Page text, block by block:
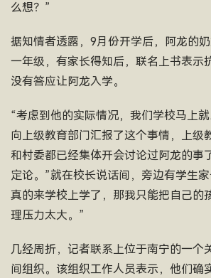
么想？”
据知情者透露，9月份开学后，阿龙的
一年级，有家长得知后，联名上书表示
没有答应让阿龙入学。
“考虑到他的实际情况，我们学校马上
向上级教育部门汇报了这个事情，上级
和村委都已经集体开会讨论过阿龙的事
定论。”就在校长说话间，旁边有学生
真的来学校上学了，那我只能把自己的
理压力太大。”
几经周折，记者联系上位于南宁的一个
间组织。该组织工作人员表示，他们确